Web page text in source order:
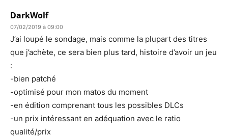
DarkWolf
07/02/2019 à 09:00
J’ai loupé le sondage, mais comme la plupart des titres
que j’achète, ce sera bien plus tard, histoire d’avoir un jeu
:
-bien patché
-optimisé pour mon matos du moment
-en édition comprenant tous les possibles DLCs
-un prix intéressant en adéquation avec le ratio
qualité/prix